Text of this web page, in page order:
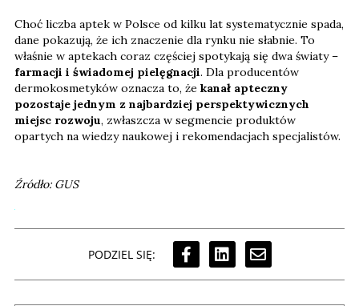
Choć liczba aptek w Polsce od kilku lat systematycznie spada,
dane pokazują, że ich znaczenie dla rynku nie słabnie. To
właśnie w aptekach coraz częściej spotykają się dwa światy –
farmacji i świadomej pielęgnacji. Dla producentów
dermokosmetyków oznacza to, że kanał apteczny
pozostaje jednym z najbardziej perspektywicznych
miejsc rozwoju, zwłaszcza w segmencie produktów
opartych na wiedzy naukowej i rekomendacjach specjalistów.
Źródło: GUS
PODZIEL SIĘ: